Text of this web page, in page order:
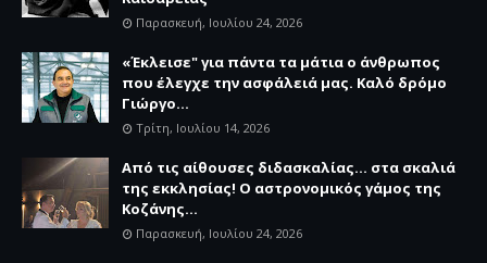
Παρασκευή, Ιουλίου 24, 2026
«Έκλεισε" για πάντα τα μάτια ο άνθρωπος
που έλεγχε την ασφάλειά μας. Καλό δρόμο
Γιώργο...
Τρίτη, Ιουλίου 14, 2026
Από τις αίθουσες διδασκαλίας… στα σκαλιά
της εκκλησίας! Ο αστρονομικός γάμος της
Κοζάνης...
Παρασκευή, Ιουλίου 24, 2026